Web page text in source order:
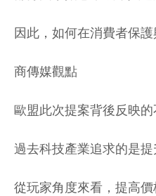
因此，如何在消費者保
商傳媒觀點
歐盟此次提案背後反映
過去科技產業追求的是
從玩家角度來看，提高